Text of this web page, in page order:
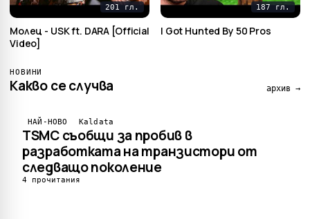
201 гл.
Mолец - USK ft. DARA [Official
Video]
187 гл.
I Got Hunted By 50 Pros
НОВИНИ
Какво се случва архив →
НАЙ-НОВО Kaldata
TSMC съобщи за пробив в
разработката на транзистори от
следващо поколение
4 прочитания